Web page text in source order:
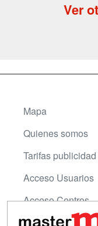
Ver
Mapa
Quienes somos
Tarifas publicidad
Acceso Usuarios
Acceso Centros